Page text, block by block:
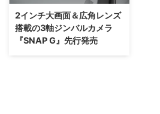
2インチ大画面＆広角レンズ
搭載の3軸ジンバルカメラ
『SNAP G』先行発売